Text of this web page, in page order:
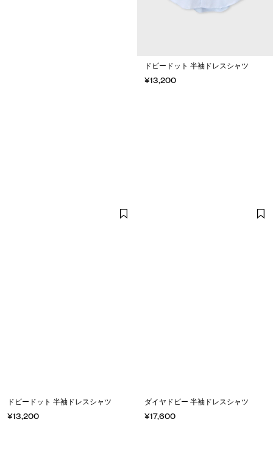
ドビードット 半袖ドレスシャツ
¥13,200
ドビードット 半袖ドレスシャツ
¥13,200
ダイヤドビー 半袖ドレスシャツ
¥17,600